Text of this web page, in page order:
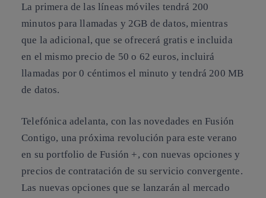
La primera de las líneas móviles tendrá 200
minutos para llamadas y 2GB de datos, mientras
que la adicional, que se ofrecerá gratis e incluida
en el mismo precio de 50 o 62 euros, incluirá
llamadas por 0 céntimos el minuto y tendrá 200 MB
de datos.
Telefónica adelanta, con las novedades en Fusión
Contigo, una próxima revolución para este verano
en su portfolio de Fusión +, con nuevas opciones y
precios de contratación de su servicio convergente.
Las nuevas opciones que se lanzarán al mercado